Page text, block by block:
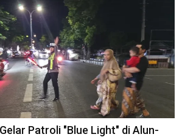
Patroli "Blue Light" di Alun-